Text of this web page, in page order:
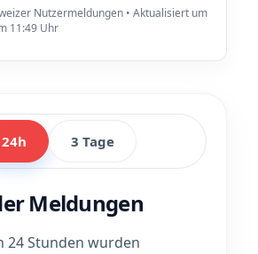
Nutzermeldungen • Aktualisiert um
11:49 Uhr
24h 3 Tage
Meldungen
24 Stunden wurden